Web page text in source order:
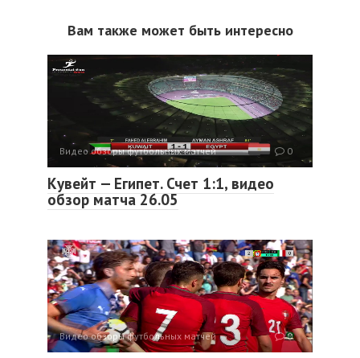
Вам также может быть интересно
Видео обзоры футбольных матчей 0
Кувейт — Египет. Счет 1:1, видео
обзор матча 26.05
Видео обзоры футбольных матчей 0